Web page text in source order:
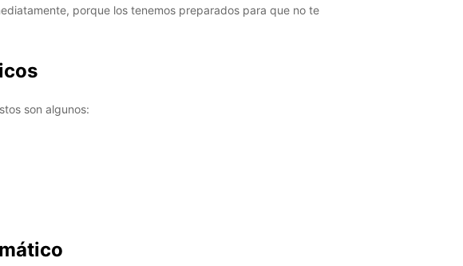
porque los tenemos preparados para que no te
son algunos: